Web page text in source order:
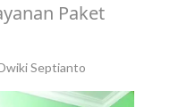
Paket
Septianto